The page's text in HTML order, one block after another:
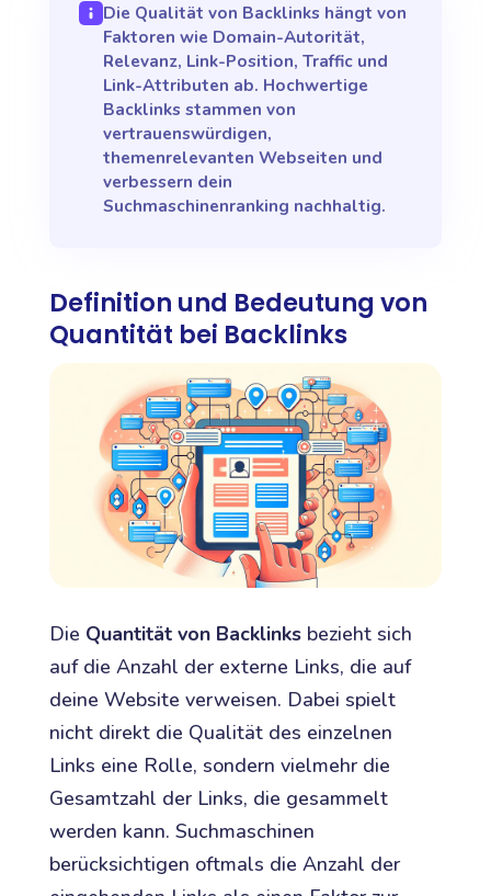
Die Qualität von Backlinks hängt von
Faktoren wie Domain-Autorität,
Relevanz, Link-Position, Traffic und
Link-Attributen ab. Hochwertige
Backlinks stammen von
vertrauenswürdigen,
themenrelevanten Webseiten und
verbessern dein
Suchmaschinenranking nachhaltig.
Definition und Bedeutung von
Quantität bei Backlinks
Die Quantität von Backlinksbezieht sich
auf die Anzahl der externe Links, die auf
deine Website verweisen. Dabei spielt
nicht direkt die Qualität des einzelnen
Links eine Rolle, sondern vielmehr die
Gesamtzahl der Links, die gesammelt
werden kann. Suchmaschinen
berücksichtigen oftmals die Anzahl der